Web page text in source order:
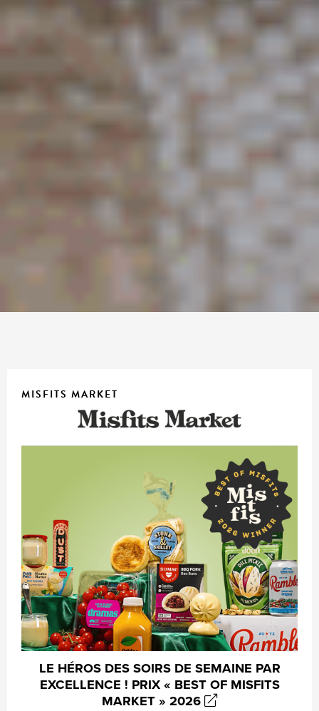
MISFITS MARKET
LE HÉROS DES SOIRS DE SEMAINE PAR
EXCELLENCE ! PRIX « BEST OF MISFITS
MARKET » 2026